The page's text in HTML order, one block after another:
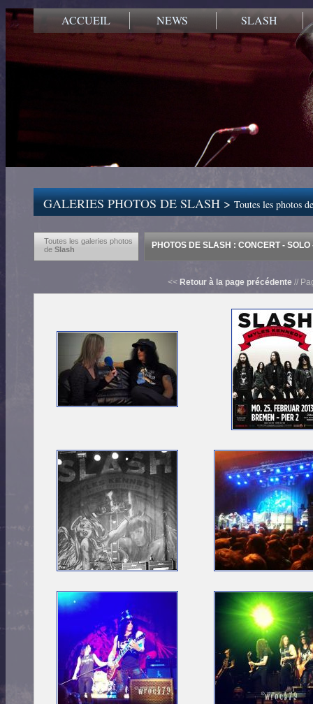
ACCUEIL NEWS SLASH
GALERIES PHOTOS DE SLASH >Toutes les photos
Toutes les galeries photos
de Slash PHOTOS DE SLASH : CONCERT -
<< Retour à la page précédente //